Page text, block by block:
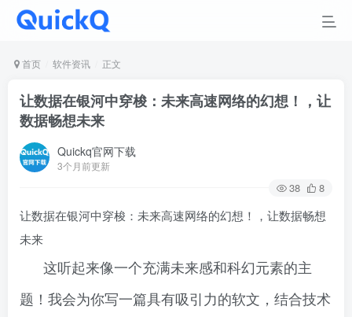
首页 软件资讯 正文
让数据在银河中穿梭：未来高速网络的幻想！，让
数据畅想未来
Quickq官网下载
3个月前更新
38 8
让数据在银河中穿梭：未来高速网络的幻想！，让数据畅想
未来
这听起来像一个充满未来感和科幻元素的主
题！我会为你写一篇具有吸引力的软文，结合技术